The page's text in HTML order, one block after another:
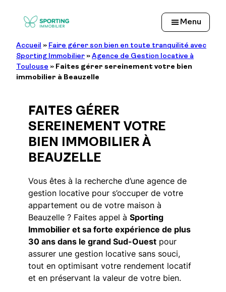
Menu
Accueil » Faire gérer son bien en toute tranquilité avec
Sporting Immobilier » Agence de Gestion locative à
Toulouse » Faites gérer sereinement votre bien
immobilier à Beauzelle
FAITES GÉRER
SEREINEMENT VOTRE
BIEN IMMOBILIER À
BEAUZELLE
Vous êtes à la recherche d’une agence de
gestion locative pour s’occuper de votre
appartement ou de votre maison à
Beauzelle ? Faites appel à Sporting
Immobilier et sa forte expérience de plus
30 ans dans le grand Sud-Ouest pour
assurer une gestion locative sans souci,
tout en optimisant votre rendement locatif
et en préservant la valeur de votre bien.